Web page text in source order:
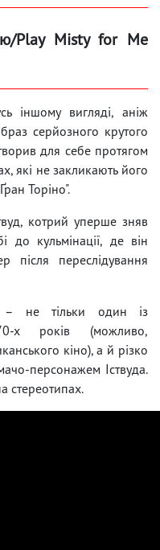
Play Misty for Me
іншому вигляді, аніж
серйозного крутого
для себе протягом
які не закликають його
Торіно".
котрий уперше зняв
до кульмінації, де він
після переслідування
– не тільки один із
х років (можливо,
кіно), а й різко
персонажем Іствуда.
стереотипах.